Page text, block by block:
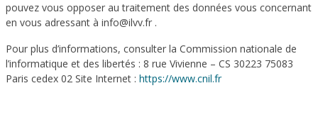
pouvez vous opposer au traitement des données vous concernant
en vous adressant à info@ilvv.fr .
Pour plus d’informations, consulter la Commission nationale de
l’informatique et des libertés : 8 rue Vivienne – CS 30223 75083
Paris cedex 02 Site Internet : https://www.cnil.fr